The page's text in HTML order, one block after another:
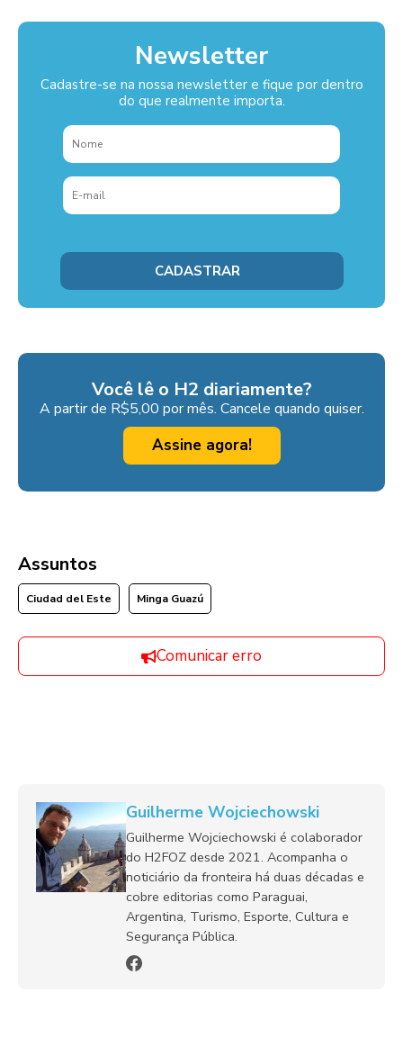
Newsletter
Cadastre-se na nossa newsletter e fique por dentro
do que realmente importa.
Você lê o H2 diariamente?
A partir de R$5,00 por mês. Cancele quando quiser.
Assine agora!
Assuntos
Ciudad del Este Minga Guazú
Comunicar erro
Guilherme Wojciechowski
Guilherme Wojciechowski é colaborador
do H2FOZ desde 2021. Acompanha o
noticiário da fronteira há duas décadas e
cobre editorias como Paraguai,
Argentina, Turismo, Esporte, Cultura e
Segurança Pública.